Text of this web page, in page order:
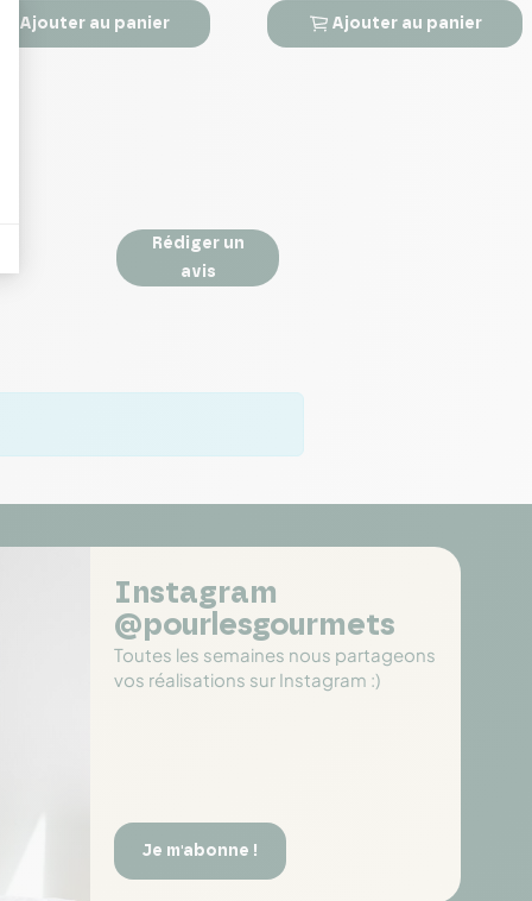

Ajouter au panier
 
Ajouter au panier
Rédiger un
avis
Instagram
@pourlesgourmets
Toutes les semaines nous partageons
vos réalisations sur Instagram :)
Je m'abonne !